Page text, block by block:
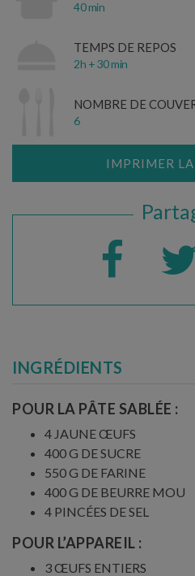
40 min
TEMPS DE REPOS
2h + 30 min
NOMBRE DE
6
IMPRIMER
INGRÉDIENTS
POUR LA PÂTE SABLÉE :
4 JAUNE ŒUFS
400 G DE SUCRE
550 G DE FARINE
400 G DE BEURRE MOU
4 PINCÉES DE SEL
POUR L’APPAREIL :
3 ŒUFS ENTIERS